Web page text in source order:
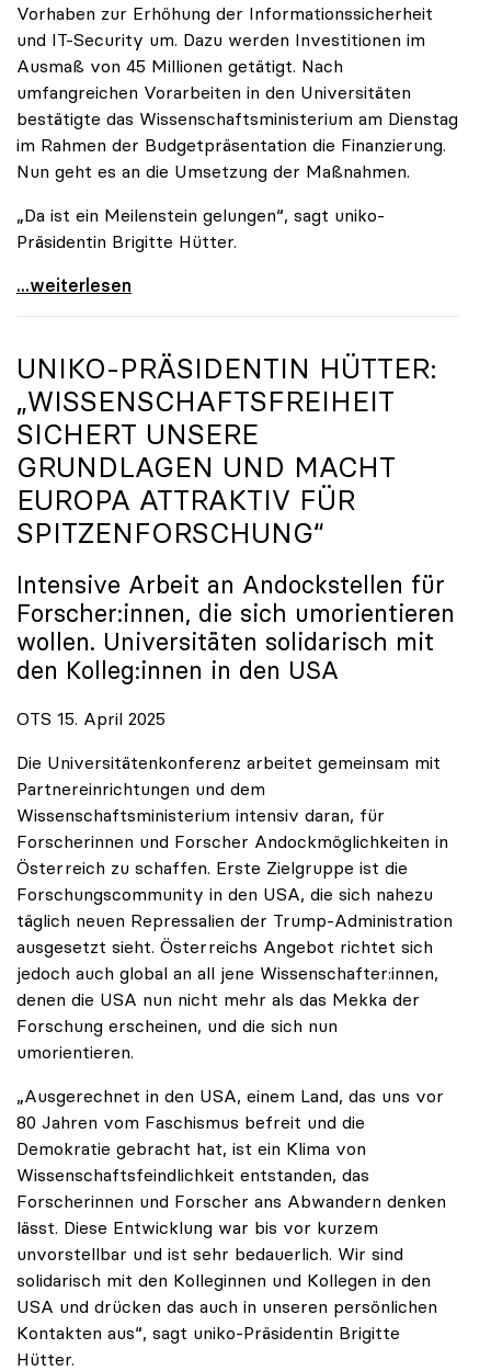
Vorhaben zur Erhöhung der Informationssicherheit
und IT-Security um. Dazu werden Investitionen im
Ausmaß von 45 Millionen getätigt. Nach
umfangreichen Vorarbeiten in den Universitäten
bestätigte das Wissenschaftsministerium am Dienstag
im Rahmen der Budgetpräsentation die Finanzierung.
Nun geht es an die Umsetzung der Maßnahmen.
„Da ist ein Meilenstein gelungen“, sagt uniko-
Präsidentin Brigitte Hütter.
Universitäten wappnen sich gegen zunehmende Gefahr
...weiterlesen
UNIKO-PRÄSIDENTIN HÜTTER:
„WISSENSCHAFTSFREIHEIT
SICHERT UNSERE
GRUNDLAGEN UND MACHT
EUROPA ATTRAKTIV FÜR
SPITZENFORSCHUNG“
Intensive Arbeit an Andockstellen für
Forscher:innen, die sich umorientieren
wollen. Universitäten solidarisch mit
den Kolleg:innen in den USA
OTS 15. April 2025
Die Universitätenkonferenz arbeitet gemeinsam mit
Partnereinrichtungen und dem
Wissenschaftsministerium intensiv daran, für
Forscherinnen und Forscher Andockmöglichkeiten in
Österreich zu schaffen. Erste Zielgruppe ist die
Forschungscommunity in den USA, die sich nahezu
täglich neuen Repressalien der Trump-Administration
ausgesetzt sieht. Österreichs Angebot richtet sich
jedoch auch global an all jene Wissenschafter:innen,
denen die USA nun nicht mehr als das Mekka der
Forschung erscheinen, und die sich nun
umorientieren.
„Ausgerechnet in den USA, einem Land, das uns vor
80 Jahren vom Faschismus befreit und die
Demokratie gebracht hat, ist ein Klima von
Wissenschaftsfeindlichkeit entstanden, das
Forscherinnen und Forscher ans Abwandern denken
lässt. Diese Entwicklung war bis vor kurzem
unvorstellbar und ist sehr bedauerlich. Wir sind
solidarisch mit den Kolleginnen und Kollegen in den
USA und drücken das auch in unseren persönlichen
Kontakten aus“, sagt uniko-Präsidentin Brigitte
Hütter.